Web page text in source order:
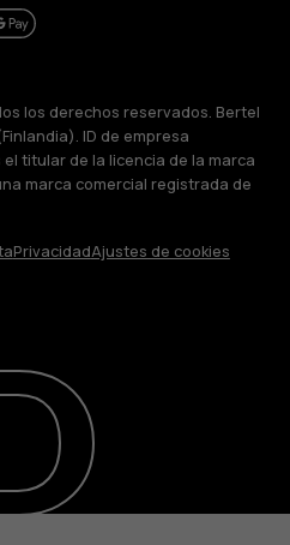
los derechos reservados. Bertel
ID de empresa
el titular de la licencia de la marca
marca comercial registrada de
PrivacidadAjustes de cookies